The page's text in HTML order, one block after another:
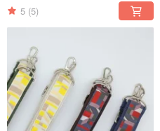
5 (5)